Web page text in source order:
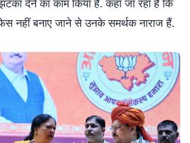
देने का काम किया है. कहा जा रहा है कि
नहीं बनाए जाने से उनके समर्थक नाराज हैं.